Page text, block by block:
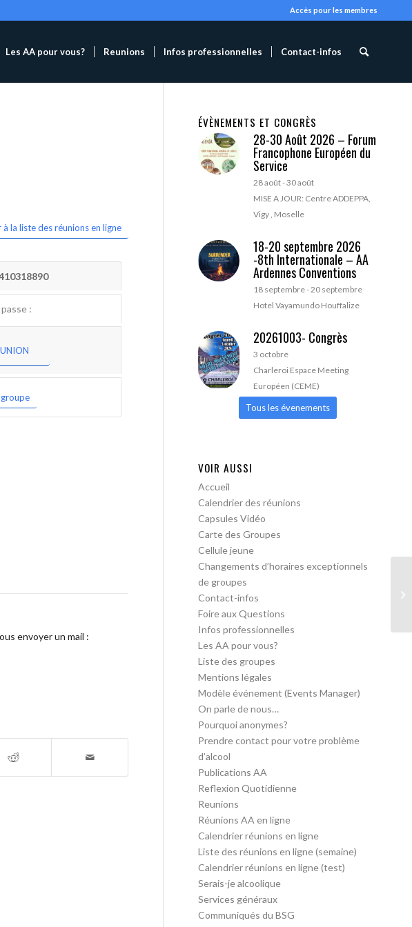
Accès pour les membres
Les AA pour vous? Reunions Infos professionnelles Contact-infos
à la liste des réunions en ligne
:
envoyer un mail :
ÉVÈNEMENTS ET CONGRÈS
28-30 Août 2026 – Forum
Francophone Européen du
Service
28 août-30 août
MISE A JOUR: Centre ADDEPPA,
Vigy , Moselle
18-20 septembre 2026
-8th Internationale – AA
Ardennes Conventions
18 septembre-20 septembre
Hotel Vayamundo Houffalize
20261003- Congrès
3 octobre
Charleroi Espace Meeting
Européen (CEME)
Tous les évenements
VOIR AUSSI
Accueil
Calendrier des réunions
Capsules Vidéo
Carte des Groupes
Cellule jeune
Changements d’horaires exceptionnels
de groupes
Contact-infos
Foire aux Questions
Infos professionnelles
Les AA pour vous?
Liste des groupes
Mentions légales
Modèle événement (Events Manager)
On parle de nous…
Pourquoi anonymes?
Prendre contact pour votre problème
d’alcool
Publications AA
Reflexion Quotidienne
Reunions
Réunions AA en ligne
Calendrier réunions en ligne
Liste des réunions en ligne (semaine)
Calendrier réunions en ligne (test)
Serais-je alcoolique
Services généraux
Communiqués du BSG